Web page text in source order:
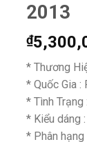
2013
₫
* Thương
* Quốc Gia :
* Tình
* Kiểu dáng
* Phân